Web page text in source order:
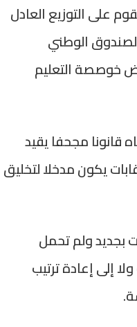
على التوزيع العادل
الوطني
خوصصة التعليم
قانونا مجحفا يقيد
يكون مدخلا لتخليق
بجديد ولم تحمل
إلى إعادة ترتيب